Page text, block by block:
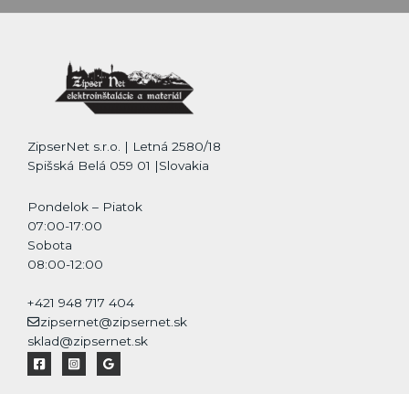
ZipserNet s.r.o. | Letná 2580/18
Spišská Belá 059 01 |Slovakia
Pondelok – Piatok
07:00-17:00
Sobota
08:00-12:00
+421 948 717 404
zipsernet@zipsernet.sk
sklad@zipsernet.sk